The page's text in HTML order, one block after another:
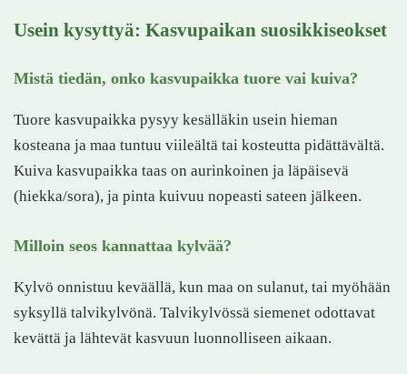
Usein kysyttyä: Kasvupaikan suosikkiseokset
Mistä tiedän, onko kasvupaikka tuore vai kuiva?
Tuore kasvupaikka pysyy kesälläkin usein hieman
kosteana ja maa tuntuu viileältä tai kosteutta pidättävältä.
Kuiva kasvupaikka taas on aurinkoinen ja läpäisevä
(hiekka/sora), ja pinta kuivuu nopeasti sateen jälkeen.
Milloin seos kannattaa kylvää?
Kylvö onnistuu keväällä, kun maa on sulanut, tai myöhään
syksyllä talvikylvönä. Talvikylvössä siemenet odottavat
kevättä ja lähtevät kasvuun luonnolliseen aikaan.